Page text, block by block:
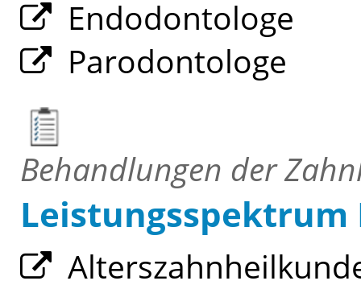
Endodontologe
Parodontologe
Behandlungen der